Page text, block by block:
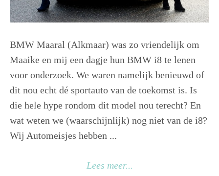
BMW Maaral (Alkmaar) was zo vriendelijk om
Maaike en mij een dagje hun BMW i8 te lenen
voor onderzoek. We waren namelijk benieuwd of
dit nou echt dé sportauto van de toekomst is. Is
die hele hype rondom dit model nou terecht? En
wat weten we (waarschijnlijk) nog niet van de i8?
Wij Automeisjes hebben ...
Lees meer...